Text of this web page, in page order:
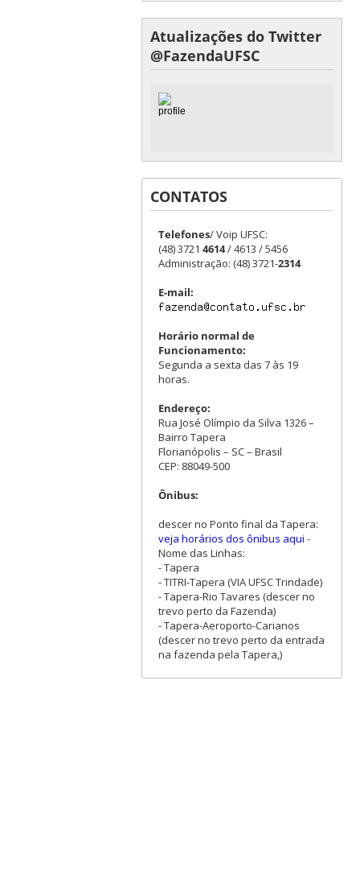
Atualizações do Twitter
@FazendaUFSC
CONTATOS
Telefones/ Voip UFSC:
(48) 3721 4614/ 4613 / 5456
Administração: (48) 3721-2314
E-mail:
Horário normal de
Funcionamento:
Segunda a sexta das 7 às 19
horas.
Endereço:
Rua José Olímpio da Silva 1326 –
Bairro Tapera
Florianópolis – SC – Brasil
CEP: 88049-500
Ônibus:
descer no Ponto final da Tapera:
veja horários dos ônibus aqui -
Nome das Linhas:
- Tapera
- TITRI-Tapera (VIA UFSC Trindade)
- Tapera-Rio Tavares (descer no
trevo perto da Fazenda)
- Tapera-Aeroporto-Carianos
(descer no trevo perto da entrada
na fazenda pela Tapera,)